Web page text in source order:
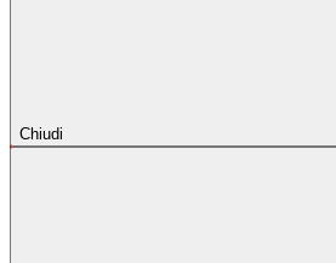
Chiudi